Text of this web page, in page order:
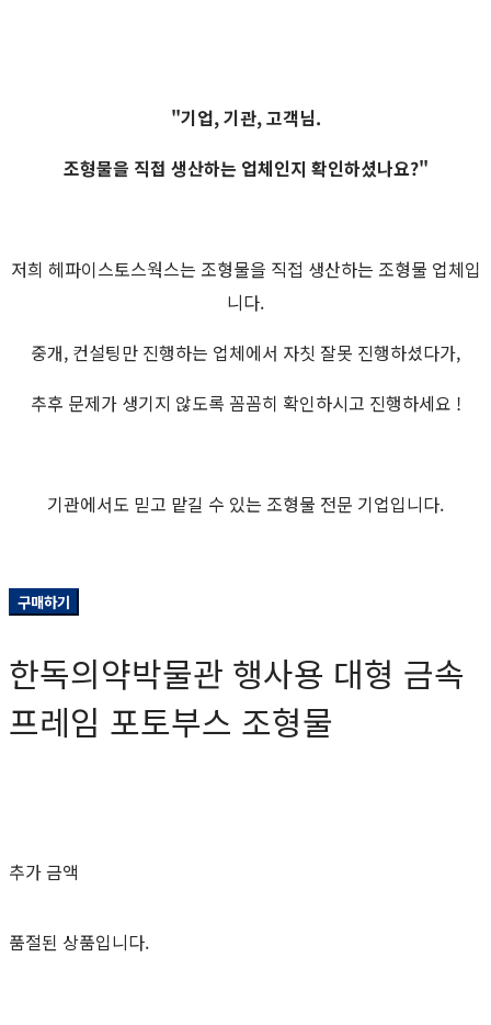
"기업, 기관, 고객님.
조형물을 직접 생산하는 업체인지 확인하셨나요?"
저희 헤파이스토스웍스는 조형물을 직접 생산하는 조형물 업체입
니다.
중개, 컨설팅만 진행하는 업체에서 자칫 잘못 진행하셨다가,
추후 문제가 생기지 않도록 꼼꼼히 확인하시고 진행하세요 !
기관에서도 믿고 맡길 수 있는 조형물 전문 기업입니다.
구매하기
한독의약박물관 행사용 대형 금속
프레임 포토부스 조형물
추가 금액
품절된 상품입니다.